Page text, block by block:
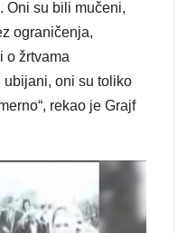
Oni su bili mučeni,
ograničenja,
o žrtvama
ubijani, oni su toliko
rekao je Grajf